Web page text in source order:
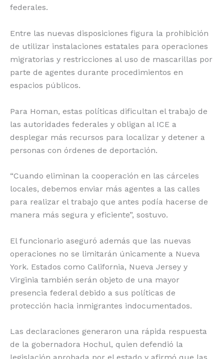
federales.
Entre las nuevas disposiciones figura la prohibición
de utilizar instalaciones estatales para operaciones
migratorias y restricciones al uso de mascarillas por
parte de agentes durante procedimientos en
espacios públicos.
Para Homan, estas políticas dificultan el trabajo de
las autoridades federales y obligan al ICE a
desplegar más recursos para localizar y detener a
personas con órdenes de deportación.
“Cuando eliminan la cooperación en las cárceles
locales, debemos enviar más agentes a las calles
para realizar el trabajo que antes podía hacerse de
manera más segura y eficiente”, sostuvo.
El funcionario aseguró además que las nuevas
operaciones no se limitarán únicamente a Nueva
York. Estados como California, Nueva Jersey y
Virginia también serán objeto de una mayor
presencia federal debido a sus políticas de
protección hacia inmigrantes indocumentados.
Las declaraciones generaron una rápida respuesta
de la gobernadora Hochul, quien defendió la